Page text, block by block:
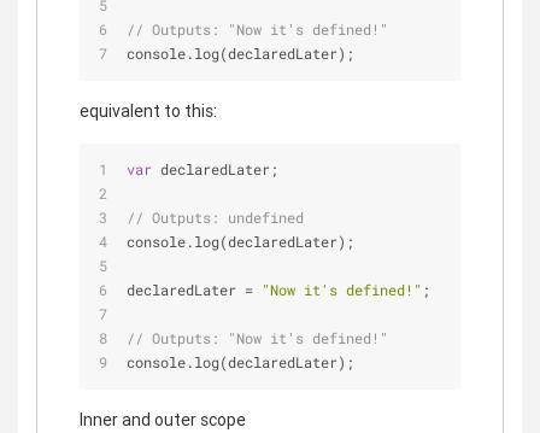
// Outputs: "Now it's defined!"
console.log(declaredLater);
equivalent to this:
var declaredLater;
// Outputs: undefined
console.log(declaredLater);
declaredLater = "Now it's defined!" ;
// Outputs: "Now it's defined!"
console.log(declaredLater);
Inner and outer scope